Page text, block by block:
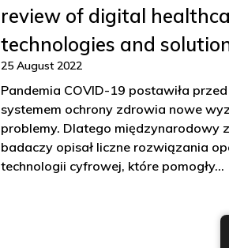
review of digital
technologies and
25 August 2022
Pandemia COVID-19 postawiła przed
systemem ochrony zdrowia nowe
problemy. Dlatego międzynarodowy
badaczy opisał liczne rozwiązania
technologii cyfrowej, które pomogły…